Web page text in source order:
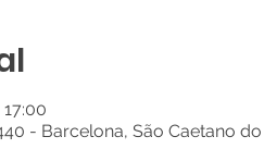
- Barcelona, São Caetano